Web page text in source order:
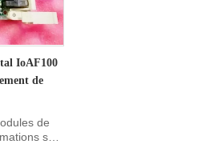
IoAF100
de
de
sur